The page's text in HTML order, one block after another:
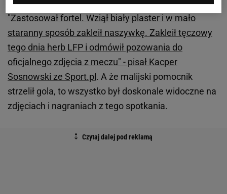
klubowy kolega Radosława Majeckiego.
"Zastosował fortel. Wziął biały plaster i w mało
staranny sposób zakleił naszywkę. Zakleił tęczowy
tego dnia herb LFP i odmówił pozowania do
oficjalnego zdjęcia z meczu" - pisał Kacper
Sosnowski ze Sport.pl . A że malijski pomocnik
strzelił gola, to wszystko był doskonale widoczne na
zdjęciach i nagraniach z tego spotkania.